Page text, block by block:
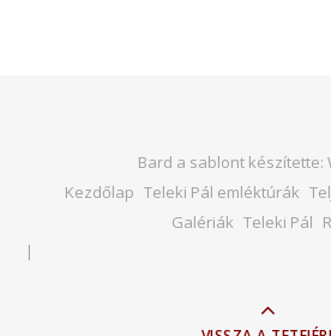
Bard a sablont készítette:
Kezdőlap Teleki Pál emléktúrák
Galériák Teleki Pál